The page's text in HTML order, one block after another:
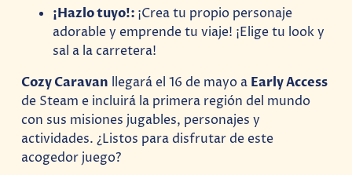
¡Hazlo tuyo!: ¡Crea tu propio personaje
adorable y emprende tu viaje! ¡Elige tu look y
sal a la carretera!
Cozy Caravan llegará el 16 de mayo a Early Access
de Steam e incluirá la primera región del mundo
con sus misiones jugables, personajes y
actividades. ¿Listos para disfrutar de este
acogedor juego?